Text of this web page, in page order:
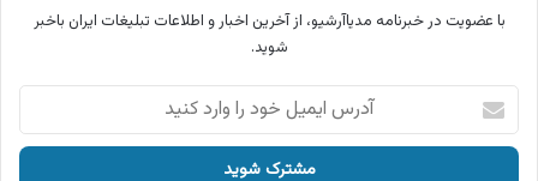
با عضویت در خبرنامه مدیاآرشیو، از آخرین اخبار و اطلاعات تبلیغات ایران باخبر
شوید.
آدرس
ایمیل
خود